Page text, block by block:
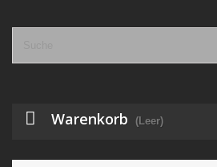
Warenkorb (Leer)